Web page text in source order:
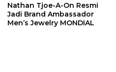
Nathan Tjoe-A-On Resmi
Jadi Brand Ambassador
Men’s Jewelry MONDIAL